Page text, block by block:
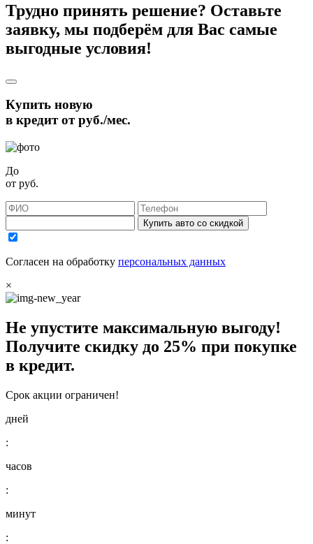
Трудно принять решение? Оставьте
заявку, мы подберём для Вас самые
выгодные условия!
Купить новую
в кредит отруб./мес.
До
от руб.
Купить авто со скидкой
Согласен на обработку персональных данных
×
Не упустите максимальную выгоду!
Получите скидку до 25% при покупке
в кредит.
Срок акции ограничен!
дней
:
часов
:
минут
: